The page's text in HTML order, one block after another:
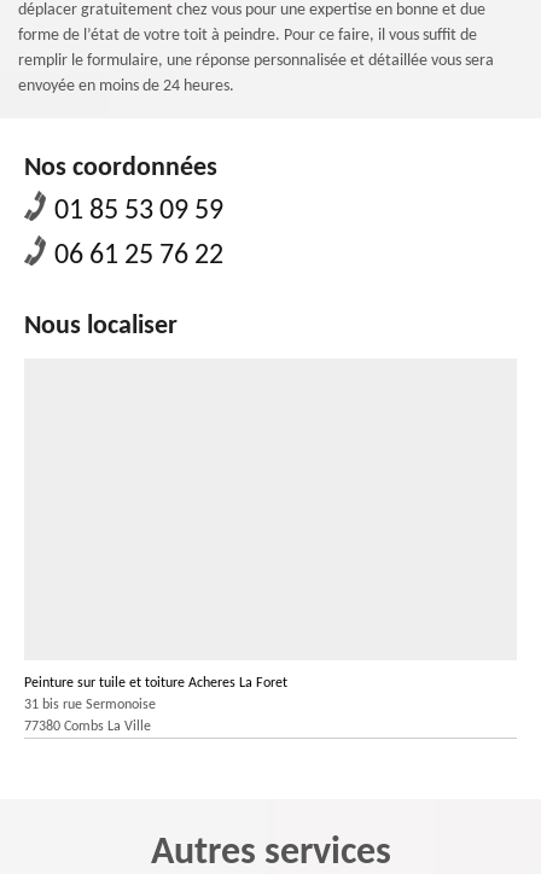
déplacer gratuitement chez vous pour une expertise en bonne et due
forme de l’état de votre toit à peindre. Pour ce faire, il vous suffit de
remplir le formulaire, une réponse personnalisée et détaillée vous sera
envoyée en moins de 24 heures.
Nos coordonnées
01 85 53 09 59
06 61 25 76 22
Nous localiser
Peinture sur tuile et toiture Acheres La Foret
31 bis rue Sermonoise
77380 Combs La Ville
Autres services